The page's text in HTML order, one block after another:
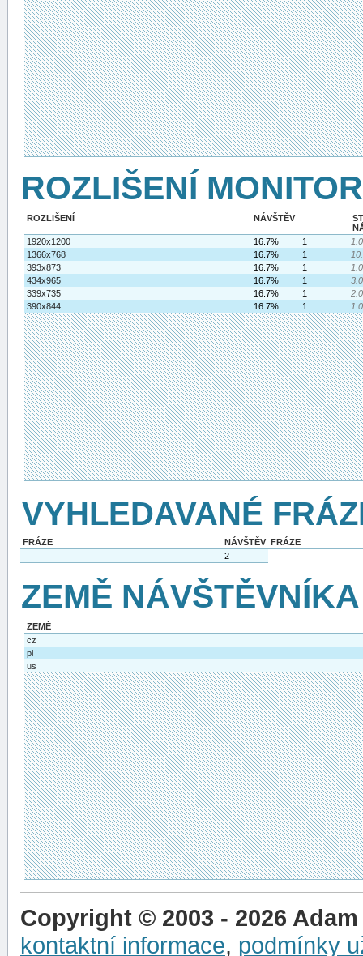
ROZLIŠENÍ
ROZLIŠENÍ NÁVŠTĚV
1920x1200
16.7% 1
1366x768
16.7% 1
393x873
16.7% 1
434x965
16.7% 1
339x735
16.7% 1
390x844
16.7% 1
VYHLEDAVANÉ
FRÁZE NÁVŠTĚV FRÁZE
2
ZEMĚ NÁVŠTĚVNÍKA
ZEMĚ
cz
pl
us
Copyright © 2003 - 2026
kontaktní informace, podmínky